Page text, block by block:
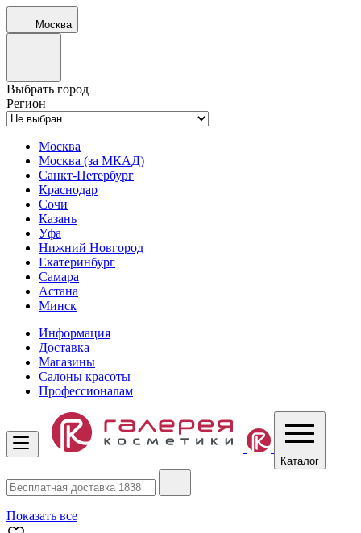
Москва
Выбрать город
Регион
Москва
Москва (за МКАД)
Санкт-Петербург
Краснодар
Сочи
Казань
Уфа
Нижний Новгород
Екатеринбург
Самара
Астана
Минск
Информация
Доставка
Магазины
Салоны красоты
Профессионалам
Каталог
Показать все